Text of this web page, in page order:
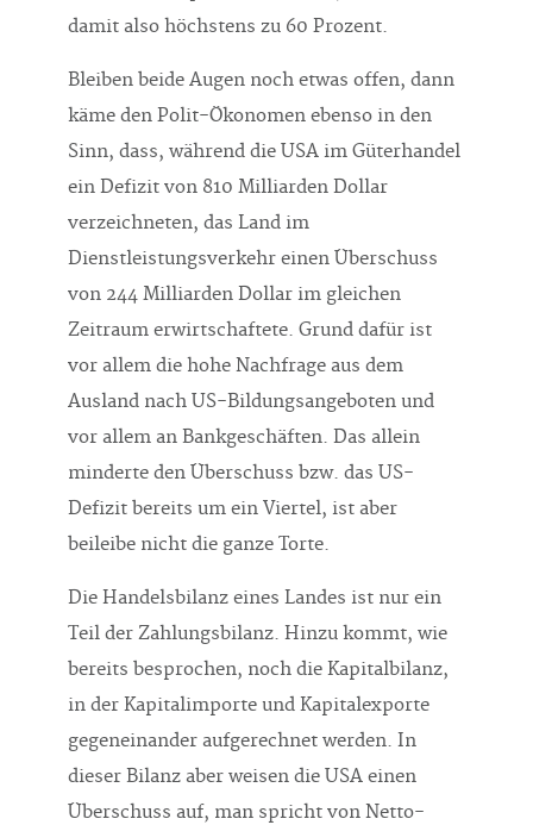
damit also höchstens zu 60 Prozent.
Bleiben beide Augen noch etwas offen, dann
käme den Polit-Ökonomen ebenso in den
Sinn, dass, während die USA im Güterhandel
ein Defizit von 810 Milliarden Dollar
verzeichneten, das Land im
Dienstleistungsverkehr einen Überschuss
von 244 Milliarden Dollar im gleichen
Zeitraum erwirtschaftete. Grund dafür ist
vor allem die hohe Nachfrage aus dem
Ausland nach US-Bildungsangeboten und
vor allem an Bankgeschäften. Das allein
minderte den Überschuss bzw. das US-
Defizit bereits um ein Viertel, ist aber
beileibe nicht die ganze Torte.
Die Handelsbilanz eines Landes ist nur ein
Teil der Zahlungsbilanz. Hinzu kommt, wie
bereits besprochen, noch die Kapitalbilanz,
in der Kapitalimporte und Kapitalexporte
gegeneinander aufgerechnet werden. In
dieser Bilanz aber weisen die USA einen
Überschuss auf, man spricht von Netto-